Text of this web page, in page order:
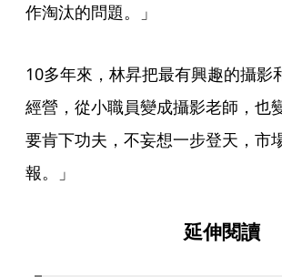
作淘汰的問題。」
10多年來，林昇把最有興趣的攝影
經營，從小職員變成攝影老師，也
要肯下功夫，不妄想一步登天，市
報。」
延伸閱讀